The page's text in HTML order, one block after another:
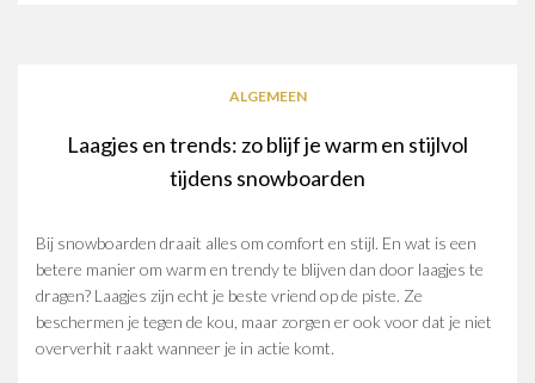
ALGEMEEN
Laagjes en trends: zo blijf je warm en stijlvol
tijdens snowboarden
Bij snowboarden draait alles om comfort en stijl. En wat is een
betere manier om warm en trendy te blijven dan door laagjes te
dragen? Laagjes zijn echt je beste vriend op de piste. Ze
beschermen je tegen de kou, maar zorgen er ook voor dat je niet
oververhit raakt wanneer je in actie komt.